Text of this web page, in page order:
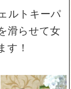
ルトキーパ
滑らせて女
す！